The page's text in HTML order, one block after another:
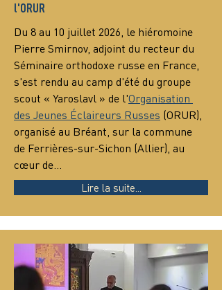
l'ORUR
Du 8 au 10 juillet 2026, le hiéromoine
Pierre Smirnov, adjoint du recteur du
Séminaire orthodoxe russe en France,
s'est rendu au camp d'été du groupe
scout « Yaroslavl » de l'Organisation
des Jeunes Éclaireurs Russes (ORUR),
organisé au Bréant, sur la commune
de Ferrières-sur-Sichon (Allier), au
cœur de…
Lire la suite...